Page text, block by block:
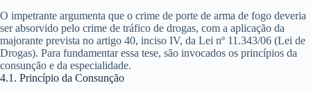
O impetrante argumenta que o crime de porte de arma de fogo deveria
ser absorvido pelo crime de tráfico de drogas, com a aplicação da
majorante prevista no artigo 40, inciso IV, da Lei nº 11.343/06 (Lei de
Drogas). Para fundamentar essa tese, são invocados os princípios da
consunção e da especialidade.
4.1. Princípio da Consunção